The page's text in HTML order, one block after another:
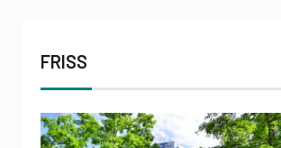
FRISS